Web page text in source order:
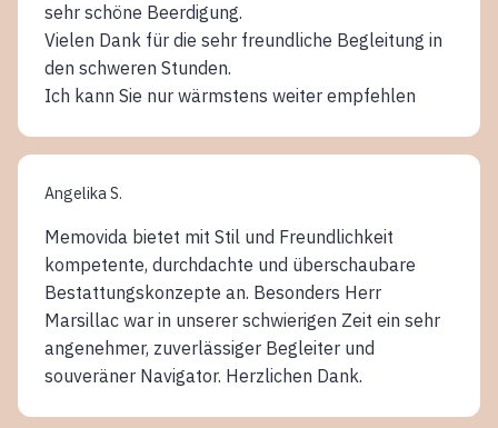
sehr schöne Beerdigung.
Vielen Dank für die sehr freundliche Begleitung in
den schweren Stunden.
Ich kann Sie nur wärmstens weiter empfehlen
Angelika S.
Memovida bietet mit Stil und Freundlichkeit
kompetente, durchdachte und überschaubare
Bestattungskonzepte an. Besonders Herr
Marsillac war in unserer schwierigen Zeit ein sehr
angenehmer, zuverlässiger Begleiter und
souveräner Navigator. Herzlichen Dank.